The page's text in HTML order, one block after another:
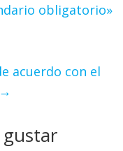
obligatorio»
acuerdo con el
→